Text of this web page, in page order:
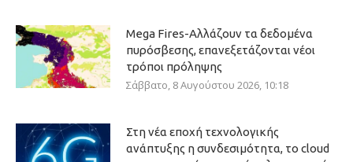
Mega Fires-Αλλάζουν τα δεδομένα
πυρόσβεσης, επανεξετάζονται νέοι
τρόποι πρόληψης
Σάββατο, 8 Αυγούστου 2026, 10:18
Στη νέα εποχή τεχνολογικής
ανάπτυξης η συνδεσιμότητα, το cloud